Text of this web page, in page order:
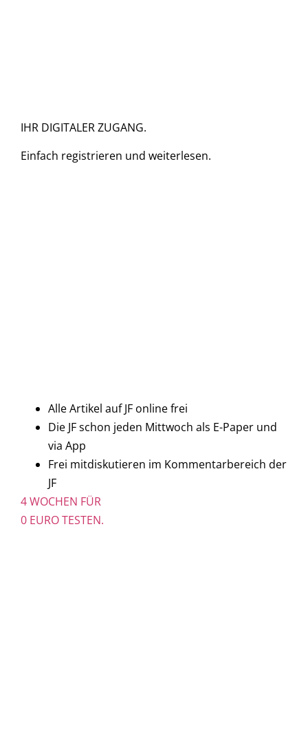
IHR DIGITALER ZUGANG.
Einfach registrieren und weiterlesen.
Alle Artikel auf JF online frei
Die JF schon jeden Mittwoch als E-Paper und
via App
Frei mitdiskutieren im Kommentarbereich der
JF
4 WOCHEN FÜR
0 EURO TESTEN.